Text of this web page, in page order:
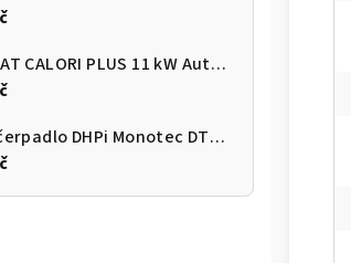
DEFRO HEAT CALORI PLUS 11 kW Automatický kotel na pelety
Tepelné čerpadlo DHPi Monotec DTi 200 12kW